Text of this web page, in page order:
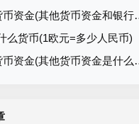
资金(其他货币资金和银行存款区别)
么货币(1欧元=多少人民币)
资金(其他货币资金是什么意思)